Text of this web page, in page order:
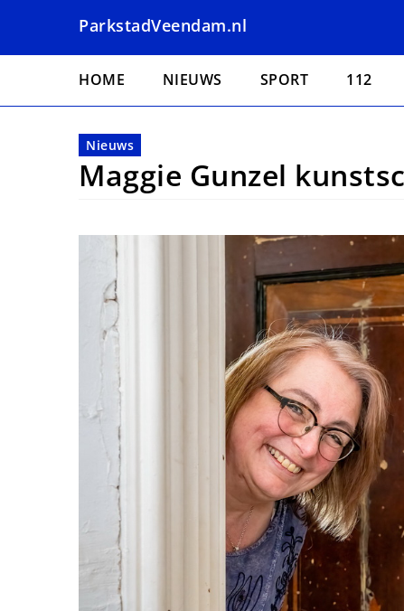
naar
ParkstadVeendam.nl
Hoofdnavigatie
HOME NIEUWS SPORT 112
Nieuws
Maggie Gunzel